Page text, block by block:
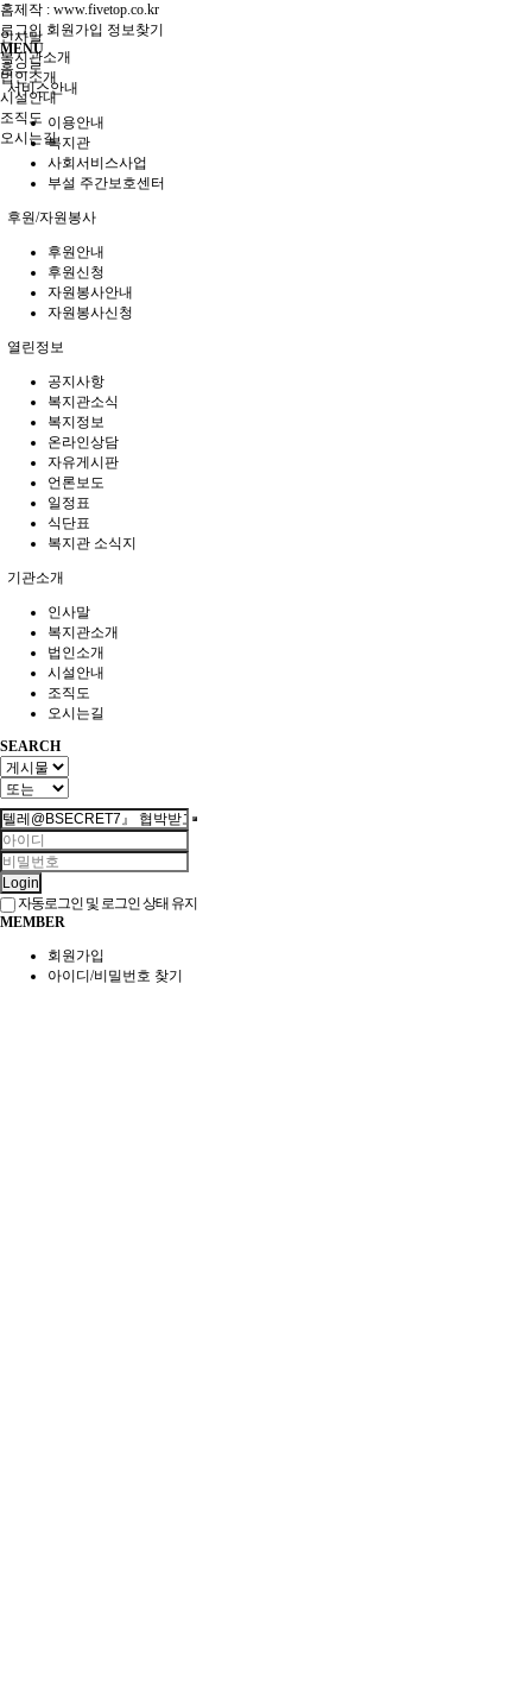
인사말
복지관소개
법인소개
시설안내
조직도
오시는길
홈제작 : www.fivetop.co.kr
로그인 회원가입 정보찾기
MENU
홈으로
서비스안내
이용안내
복지관
사회서비스사업
부설 주간보호센터
후원/자원봉사
후원안내
후원신청
자원봉사안내
자원봉사신청
열린정보
공지사항
복지관소식
복지정보
온라인상담
자유게시판
언론보도
일정표
식단표
복지관 소식지
기관소개
인사말
복지관소개
법인소개
시설안내
조직도
오시는길
SEARCH
Login
자동로그인 및 로그인 상태 유지
MEMBER
회원가입
아이디/비밀번호 찾기